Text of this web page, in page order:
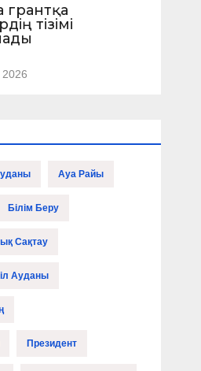
грантқа
тізімі
2026
Ауа Райы
Білім Беру
Сақтау
Ауданы
Президент